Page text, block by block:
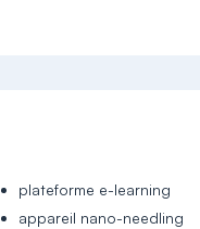
plateforme e-learning
appareil nano-needling